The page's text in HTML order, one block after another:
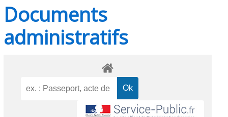
Documents
administratifs